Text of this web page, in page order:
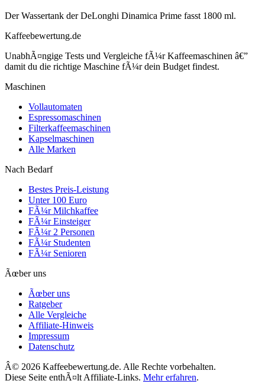
Der Wassertank der DeLonghi Dinamica Prime fasst 1800 ml.
Kaffeebewertung.de
UnabhÃ¤ngige Tests und Vergleiche fÃ¼r Kaffeemaschinen â€”
damit du die richtige Maschine fÃ¼r dein Budget findest.
Maschinen
Vollautomaten
Espressomaschinen
Filterkaffeemaschinen
Kapselmaschinen
Alle Marken
Nach Bedarf
Bestes Preis-Leistung
Unter 100 Euro
FÃ¼r Milchkaffee
FÃ¼r Einsteiger
FÃ¼r 2 Personen
FÃ¼r Studenten
FÃ¼r Senioren
Ãœber uns
Ãœber uns
Ratgeber
Alle Vergleiche
Affiliate-Hinweis
Impressum
Datenschutz
Â© 2026 Kaffeebewertung.de. Alle Rechte vorbehalten.
Diese Seite enthÃ¤lt Affiliate-Links. Mehr erfahren.